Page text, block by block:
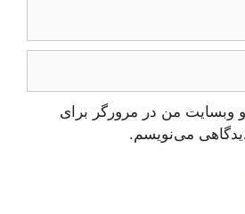
و وبسایت من در مرورگر برای
می‌نویسم.